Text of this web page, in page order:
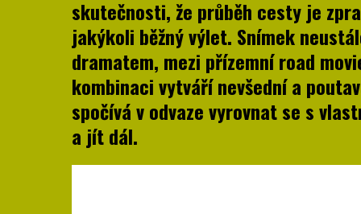
skutečnosti, že průběh cesty je
jakýkoli běžný výlet. Snímek
dramatem, mezi přízemní road
kombinaci vytváří nevšední a
spočívá v odvaze vyrovnat se s
a jít dál.